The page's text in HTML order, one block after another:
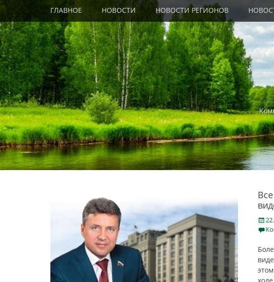
Skip
content
Primary Menu
ГЛАВНОЕ НОВОСТИ НОВОСТИ РЕГИОНОВ
on